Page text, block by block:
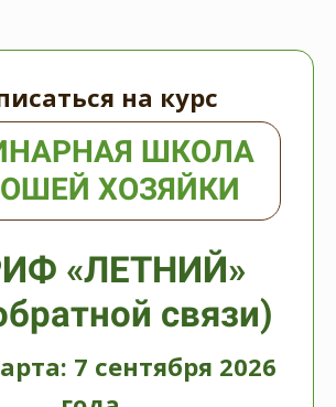
на курс
ШКОЛА
ХОЗЯЙКИ
«ЛЕТНИЙ»
связи)
7 сентября 2026